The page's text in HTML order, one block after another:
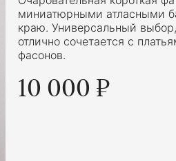
миниатюрными атласными
краю. Универсальный
отлично сочетается с
фасонов.
10 000 ₽